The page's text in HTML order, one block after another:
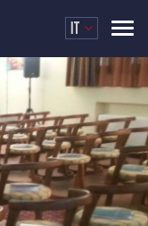
IT